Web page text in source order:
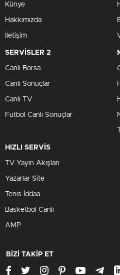
Künye
Hakkımızda
İletişim
SERVİSLER 2
Canlı Borsa
Canlı Sonuçlar
Canlı TV
Futbol Canlı Sonuçlar
HIZLI SERVİS
TV Yayın Akışları
Yazarlar Site
Tenis İddaa
Basketbol Canlı
AMP
BİZİ TAKİP ET